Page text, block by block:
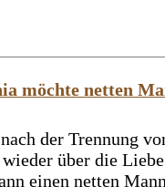
möchte netten
der Trennung
über die
einen netten